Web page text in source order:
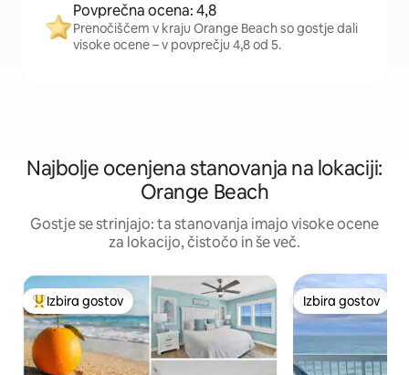
Povprečna ocena: 4,8
Prenočiščem v kraju Orange Beach so gostje dali
visoke ocene – v povprečju 4,8 od 5.
Najbolje ocenjena stanovanja na lokaciji:
Orange Beach
Gostje se strinjajo: ta stanovanja imajo visoke ocene
za lokacijo, čistočo in še več.
Najbolj priljubljena prenočišča z značko »Izbira gostov«
Izbira gostov Izbira gostov
Izbira gostov